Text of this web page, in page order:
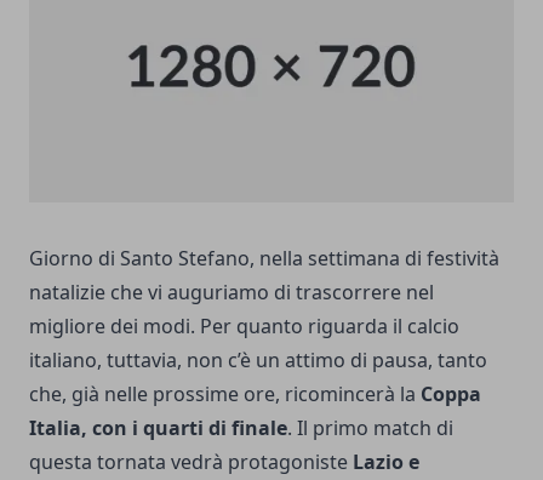
Giorno di Santo Stefano, nella settimana di festività
natalizie che vi auguriamo di trascorrere nel
migliore dei modi. Per quanto riguarda il calcio
italiano, tuttavia, non c’è un attimo di pausa, tanto
che, già nelle prossime ore, ricomincerà la Coppa
Italia, con i quarti di finale. Il primo match di
questa tornata vedrà protagoniste Lazio e